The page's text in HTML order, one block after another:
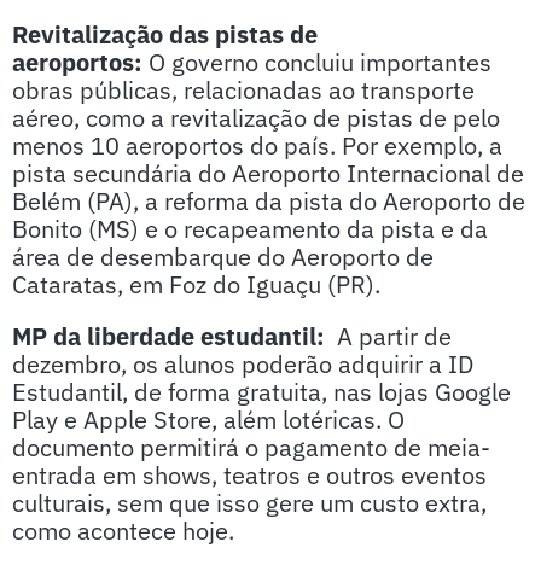
Revitalização das pistas de
aeroportos: O governo concluiu importantes
obras públicas, relacionadas ao transporte
aéreo, como a revitalização de pistas de pelo
menos 10 aeroportos do país. Por exemplo, a
pista secundária do Aeroporto Internacional de
Belém (PA), a reforma da pista do Aeroporto de
Bonito (MS) e o recapeamento da pista e da
área de desembarque do Aeroporto de
Cataratas, em Foz do Iguaçu (PR).
MP da liberdade estudantil: A partir de
dezembro, os alunos poderão adquirir a ID
Estudantil, de forma gratuita, nas lojas Google
Play e Apple Store, além lotéricas. O
documento permitirá o pagamento de meia-
entrada em shows, teatros e outros eventos
culturais, sem que isso gere um custo extra,
como acontece hoje.